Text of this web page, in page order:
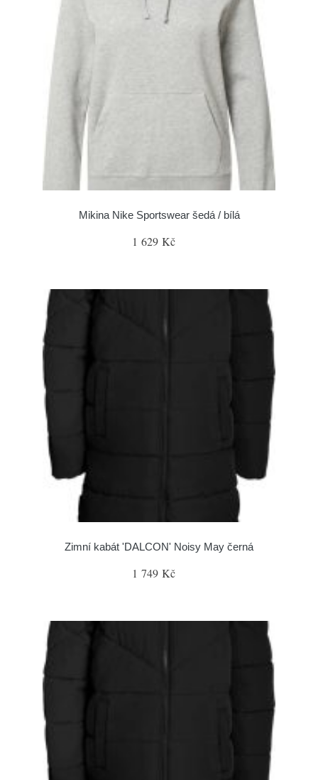
Mikina Nike Sportswear šedá / bílá
1 629 Kč
Zimní kabát 'DALCON' Noisy May černá
1 749 Kč